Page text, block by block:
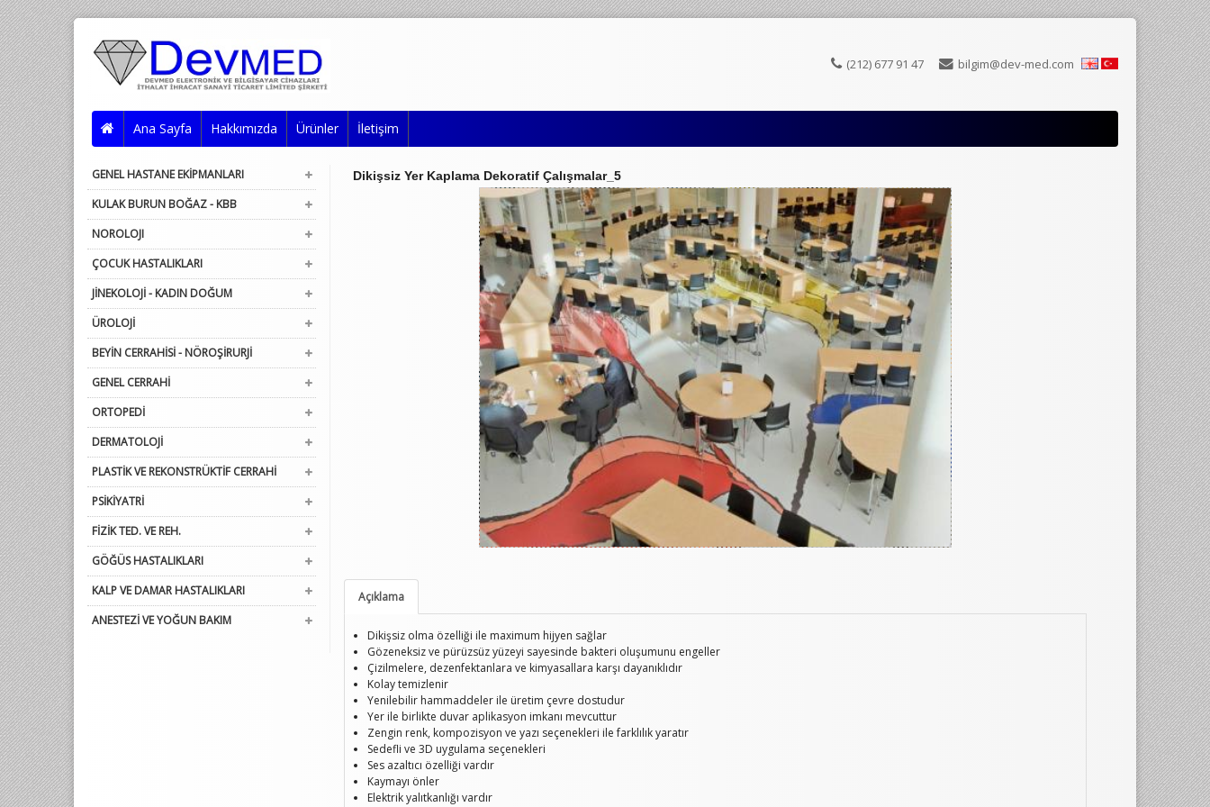
(212) 677 91 47 bilgim@dev-med.com
Ana Sayfa Hakkımızda Ürünler İletişim
GENEL HASTANE EKİPMANLARI
KULAK BURUN BOĞAZ - KBB
NOROLOJI
ÇOCUK HASTALIKLARI
JİNEKOLOJİ - KADIN DOĞUM
ÜROLOJİ
BEYİN CERRAHİSİ - NÖROŞİRURJİ
GENEL CERRAHİ
ORTOPEDİ
DERMATOLOJİ
PLASTİK VE REKONSTRÜKTİF CERRAHİ
PSİKİYATRİ
FİZİK TED. VE REH.
GÖĞÜS HASTALIKLARI
KALP VE DAMAR HASTALIKLARI
ANESTEZİ VE YOĞUN BAKIM
Dikişsiz Yer Kaplama Dekoratif Çalışmalar_5
Açıklama
Dikişsiz olma özelliği ile maximum hijyen sağlar
Gözeneksiz ve pürüzsüz yüzeyi sayesinde bakteri oluşumunu engeller
Çizilmelere, dezenfektanlara ve kimyasallara karşı dayanıklıdır
Kolay temizlenir
Yenilebilir hammaddeler ile üretim çevre dostudur
Yer ile birlikte duvar aplikasyon imkanı mevcuttur
Zengin renk, kompozisyon ve yazı seçenekleri ile farklılık yaratır
Sedefli ve 3D uygulama seçenekleri
Ses azaltıcı özelliği vardır
Kaymayı önler
Elektrik yalıtkanlığı vardır